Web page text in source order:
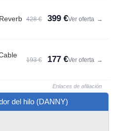
428 € 399 €Ver oferta →
193 € 177 €Ver oferta →
Enlaces de afiliación
del hilo (DANNY)